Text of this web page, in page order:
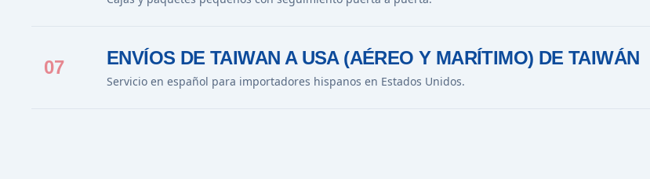
07 ENVÍOS DE TAIWAN A USA (AÉREO Y MARÍTIMO) DE TAIWÁN
Servicio en español para importadores hispanos en Estados Unidos.